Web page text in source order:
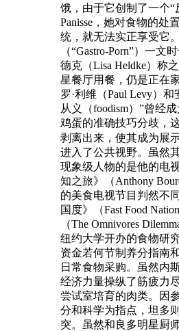
饿，由于它创制了一个“
Panisse，她对食物的
统，就无法实正享受它
（“Gastro-Porn”）一
德克（Lisa Heldke）称
星餐厅用餐，仍是正在
罗·利维（Paul Levy）
从义（foodism）”曾经
鸡蛋的准确技巧分歧，
剥离出来，使其成为展
进入了公共视野。虽然
现象级人物的是他的电
知之旅》（Anthony
的美食电视节目判然不
国度》（Fast Food
（The Omnivores
纽约大学开办的食物研
资金若何节制养分指南
日常食物采购。虽然内
经济力量操纵了筋疲力
尝试室培育的肉类。因
分和科学为指点，坦多
突。虽然和良多明星厨